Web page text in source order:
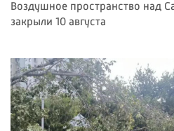
Воздушное пространство над
закрыли 10 августа